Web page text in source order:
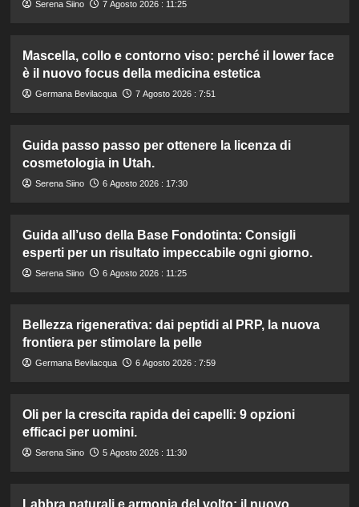
Serena Siino 7 Agosto 2026 : 11:25
Mascella, collo e contorno viso: perché il lower face
è il nuovo focus della medicina estetica
Germana Bevilacqua 7 Agosto 2026 : 7:51
Guida passo passo per ottenere la licenza di
cosmetologia in Utah.
Serena Siino 6 Agosto 2026 : 17:30
Guida all’uso della Base Fondotinta: Consigli
esperti per un risultato impeccabile ogni giorno.
Serena Siino 6 Agosto 2026 : 11:25
Bellezza rigenerativa: dai peptidi al PRP, la nuova
frontiera per stimolare la pelle
Germana Bevilacqua 6 Agosto 2026 : 7:59
Oli per la crescita rapida dei capelli: 9 opzioni
efficaci per uomini.
Serena Siino 5 Agosto 2026 : 11:30
Labbra naturali e armonia del volto: il nuovo